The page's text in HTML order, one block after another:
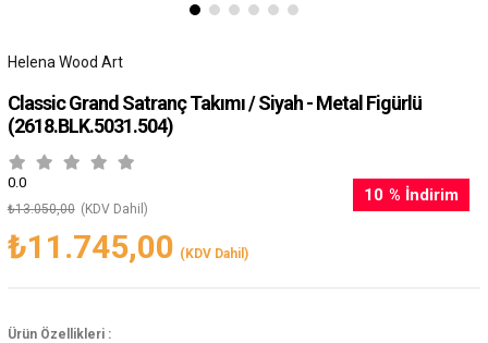
Helena Wood Art
Classic Grand Satranç Takımı / Siyah - Metal Figürlü
(2618.BLK.5031.504)
0.0
%
10 İndirim
₺13.050,00 (KDV Dahil)
₺11.745,00 (KDV Dahil)
Ürün Özellikleri :